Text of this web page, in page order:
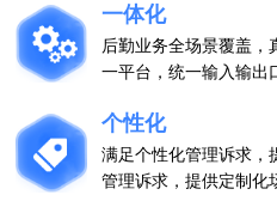
一体化
后勤业务全场景覆盖，
一平台，统一输入输出
个性化
满足个性化管理诉求，
管理诉求，提供定制化